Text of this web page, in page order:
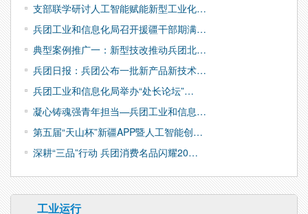
支部联学研讨人工智能赋能新型工业化…
兵团工业和信息化局召开援疆干部期满…
典型案例推广一：新型技改推动兵团北…
兵团日报：兵团公布一批新产品新技术…
兵团工业和信息化局举办“处长论坛”…
凝心铸魂强青年担当—兵团工业和信息…
第五届“天山杯”新疆APP暨人工智能创…
深耕“三品”行动 兵团消费名品闪耀20…
工业运行